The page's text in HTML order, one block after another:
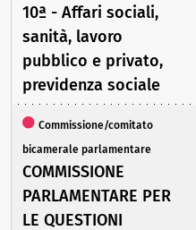
10ª - Affari sociali,
sanità, lavoro
pubblico e privato,
previdenza sociale
Commissione/comitato
bicamerale parlamentare
COMMISSIONE
PARLAMENTARE PER
LE QUESTIONI